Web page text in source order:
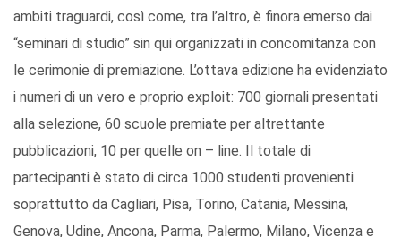
ambiti traguardi, così come, tra l’altro, è finora emerso dai
“seminari di studio” sin qui organizzati in concomitanza con
le cerimonie di premiazione. L’ottava edizione ha evidenziato
i numeri di un vero e proprio exploit: 700 giornali presentati
alla selezione, 60 scuole premiate per altrettante
pubblicazioni, 10 per quelle on – line. Il totale di
partecipanti è stato di circa 1000 studenti provenienti
soprattutto da Cagliari, Pisa, Torino, Catania, Messina,
Genova, Udine, Ancona, Parma, Palermo, Milano, Vicenza e